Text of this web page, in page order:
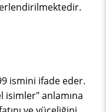
ismini ifade eder.
isimler" anlamına